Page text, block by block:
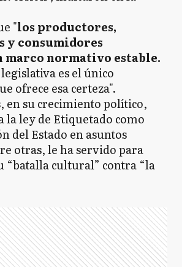
"los productores,
y consumidores
normativo estable.
es el único
ofrece esa certeza".
en su crecimiento político,
la ley de Etiquetado como
del Estado en asuntos
otras, le ha servido para
“batalla cultural” contra “la